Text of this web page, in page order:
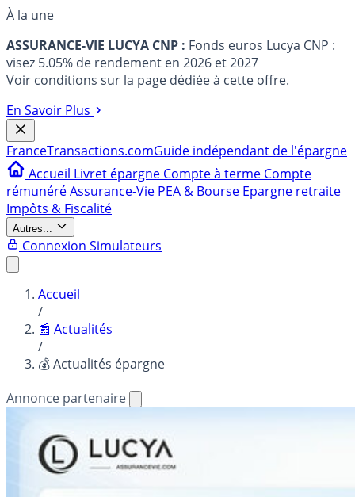
À la une
ASSURANCE-VIE LUCYA CNP : Fonds euros Lucya CNP :
visez 5.05% de rendement en 2026 et 2027
Voir conditions sur la page dédiée à cette offre.
En Savoir Plus
FranceTransactions.comGuide indépendant de l'épargne
Accueil Livret épargne Compte à terme Compte
rémunéréAssurance-Vie PEA & Bourse Epargne retraite
Impôts & Fiscalité
Autres...
Connexion Simulateurs
Accueil
/
📰 Actualités
/
💰 Actualités épargne
Annonce partenaire